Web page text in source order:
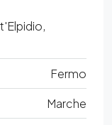
Fermo
Marche